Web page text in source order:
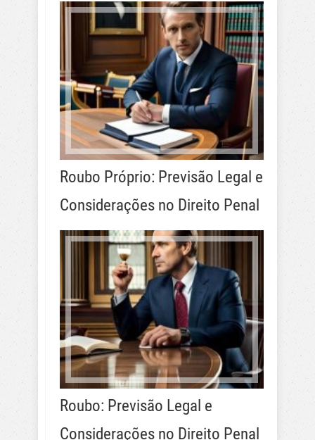
Roubo Próprio: Previsão Legal e
Considerações no Direito Penal
Roubo: Previsão Legal e
Considerações no Direito Penal